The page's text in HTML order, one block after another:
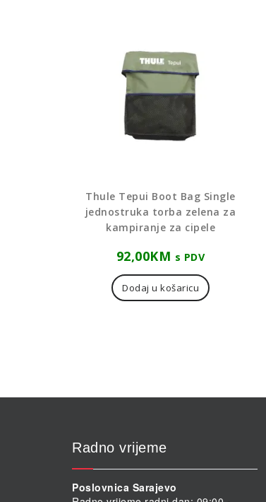
Thule Tepui Boot Bag Single
jednostruka torba zelena za
kampiranje za cipele
92,00KM s PDV
Dodaj u košaricu
Radno vrijeme
Poslovnica Sarajevo